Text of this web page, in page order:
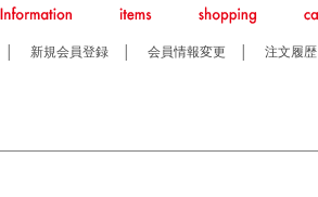
新規会員登録 会員情報変更 注文履歴